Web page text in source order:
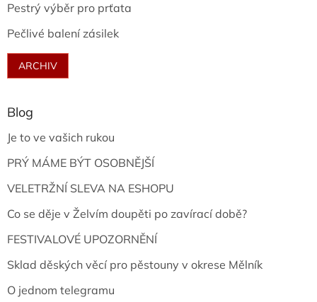
Pestrý výběr pro prťata
Pečlivé balení zásilek
ARCHIV
Blog
Je to ve vašich rukou
PRÝ MÁME BÝT OSOBNĚJŠÍ
VELETRŽNÍ SLEVA NA ESHOPU
Co se děje v Želvím doupěti po zavírací době?
FESTIVALOVÉ UPOZORNĚNÍ
Sklad děských věcí pro pěstouny v okrese Mělník
O jednom telegramu